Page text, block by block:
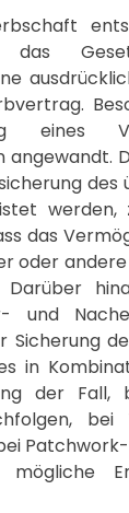
das
eines
des
werden,
das
oder
Darüber
und
Sicherung
in
der Fall,
bei